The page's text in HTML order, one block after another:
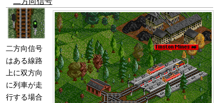
二方向信号
はある線路
上に双方向
に列車が走
行する場合